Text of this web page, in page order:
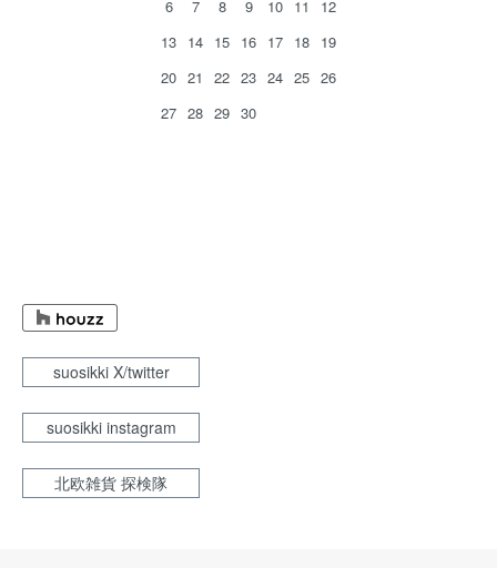
6
7 8 9 10 11
12
13 14 15 16 17 18 19
20 21 22 23 24 25 26
27 28 29 30
suosikki X/twitter
suosikki instagram
北欧雑貨 探検隊